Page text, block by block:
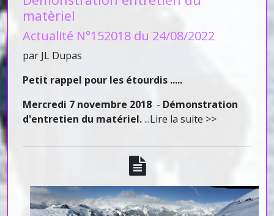
matèriel
Actualité N°152018 du 24/08/2022
par JL Dupas
Petit rappel pour les étourdis .....
Mercredi 7 novembre 2018 - Démonstration
d'entretien du matériel....Lire la suite >>